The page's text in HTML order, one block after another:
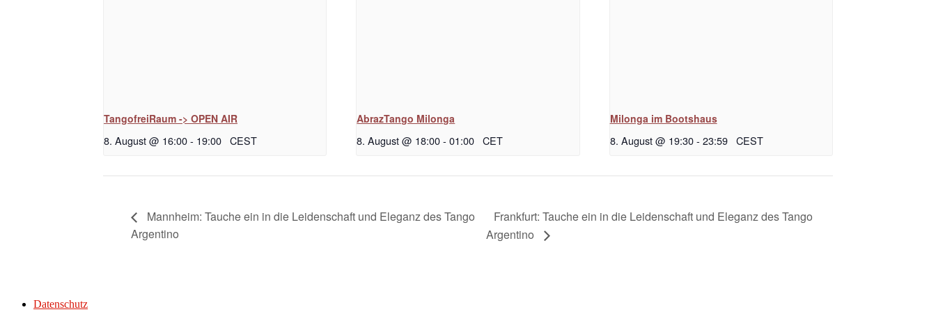
TangofreiRaum -> OPEN AIR
8. August @ 16:00- 19:00 CEST
AbrazTango Milonga
8. August @ 18:00 - 01:00 CET
Milonga im Bootshaus
8. August @ 19:30 - 23:59 CEST
Mannheim: Tauche ein in die Leidenschaft und Eleganz des Tango
Argentino
Frankfurt: Tauche ein in die Leidenschaft und Eleganz des Tango
Argentino
Datenschutz